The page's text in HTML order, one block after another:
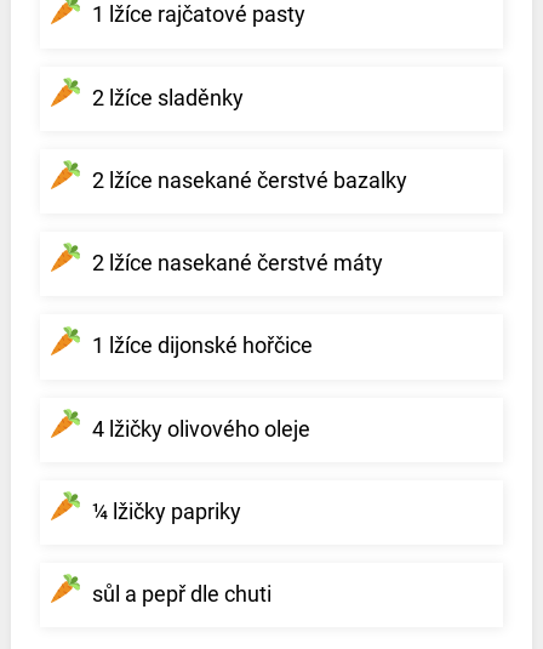
1 lžíce rajčatové pasty
2 lžíce sladěnky
2 lžíce nasekané čerstvé bazalky
2 lžíce nasekané čerstvé máty
1 lžíce dijonské hořčice
4 lžičky olivového oleje
¼ lžičky papriky
sůl a pepř dle chuti